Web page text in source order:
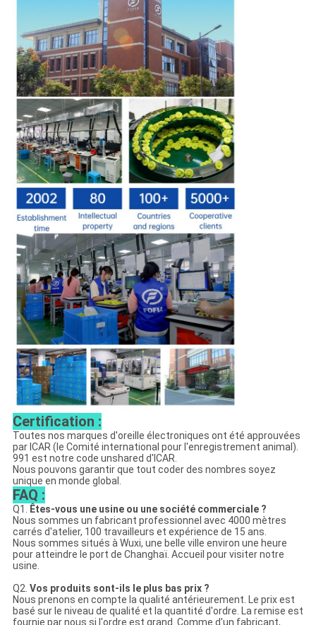
Certification :
Toutes nos marques d'oreille électroniques ont été approuvées
par ICAR (le Comité international pour l'enregistrement animal).
991 est notre code unshared d'ICAR.
Nous pouvons garantir que tout coder des nombres soyez
unique en monde global.
FAQ :
Q1. Êtes-vous une usine ou une société commerciale ?
Nous sommes un fabricant professionnel avec 4000 mètres
carrés d'atelier, 100 travailleurs et expérience de 15 ans.
Nous sommes situés à Wuxi, une belle ville environ une heure
pour atteindre le port de Changhaï. Accueil pour visiter notre
usine.
Q2. Vos produits sont-ils le plus bas prix ?
Nous prenons en compte la qualité antérieurement. Le prix est
basé sur le niveau de qualité et la quantité d'ordre. La remise est
fournie par nous si l'ordre est grand. Comme d'un fabricant,